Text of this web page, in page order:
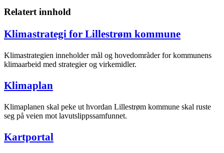
Relatert innhold
Klimastrategi for Lillestrøm kommune
Klimastrategien inneholder mål og hovedområder for kommunens
klimaarbeid med strategier og virkemidler.
Klimaplan
Klimaplanen skal peke ut hvordan Lillestrøm kommune skal ruste
seg på veien mot lavutslippssamfunnet.
Kartportal